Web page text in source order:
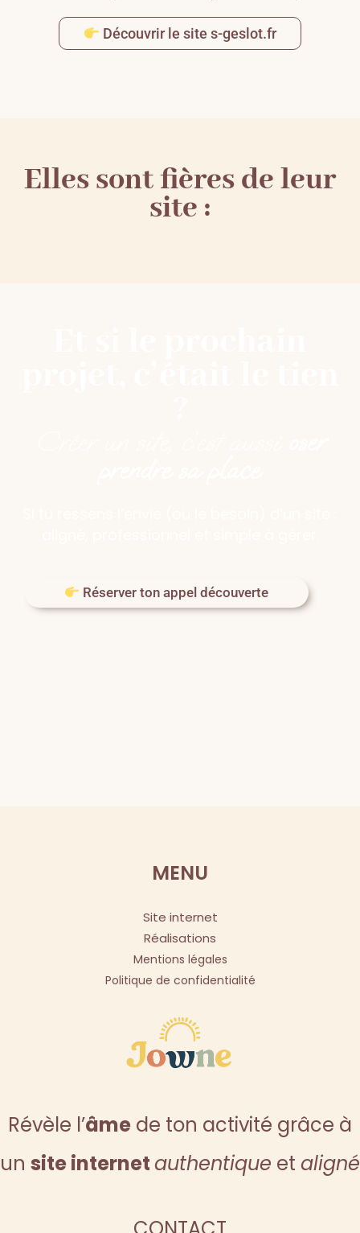
Découvrir le site s-geslot.fr
Elles sont fières de leur
site :
Réserver ton appel découverte
MENU
Site internet
Réalisations
Mentions légales
Politique de confidentialité
Révèle l’âme de ton activité grâce à
un site internetauthentique et aligné